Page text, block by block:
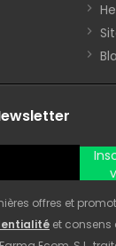
offres et
et consens